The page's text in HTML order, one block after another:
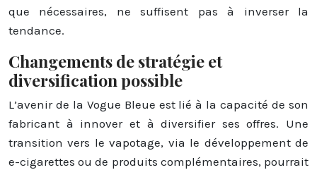
que nécessaires, ne suffisent pas à inverser la
tendance.
Changements de stratégie et
diversification possible
L’avenir de la Vogue Bleue est lié à la capacité de son
fabricant à innover et à diversifier ses offres. Une
transition vers le vapotage, via le développement de
e-cigarettes ou de produits complémentaires, pourrait